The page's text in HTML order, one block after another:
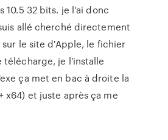
10.5 32 bits. je l'ai donc
allé cherché directement
le site d'Apple, le fichier
télécharge, je l'installe
ça met en bac à droite la
x64) et juste après ça me